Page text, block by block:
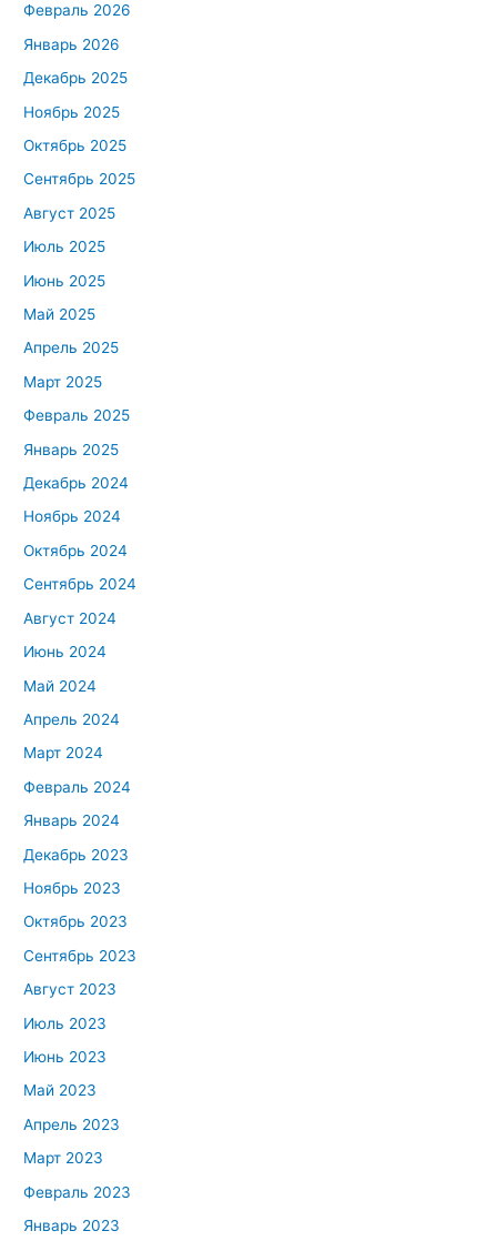
Февраль 2026
Январь 2026
Декабрь 2025
Ноябрь 2025
Октябрь 2025
Сентябрь 2025
Август 2025
Июль 2025
Июнь 2025
Май 2025
Апрель 2025
Март 2025
Февраль 2025
Январь 2025
Декабрь 2024
Ноябрь 2024
Октябрь 2024
Сентябрь 2024
Август 2024
Июнь 2024
Май 2024
Апрель 2024
Март 2024
Февраль 2024
Январь 2024
Декабрь 2023
Ноябрь 2023
Октябрь 2023
Сентябрь 2023
Август 2023
Июль 2023
Июнь 2023
Май 2023
Апрель 2023
Март 2023
Февраль 2023
Январь 2023